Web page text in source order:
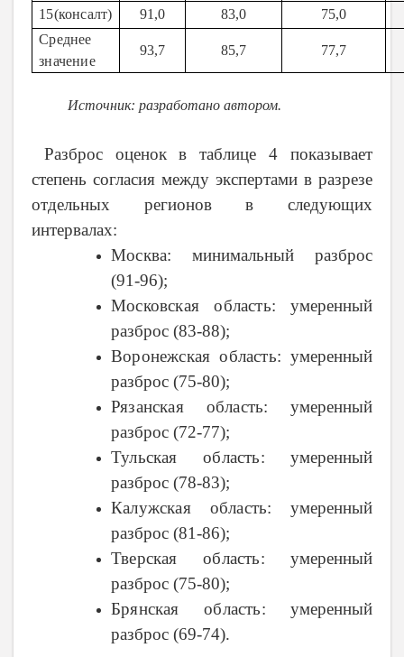
15(консалт) 91,0 83,0
75,0
Среднее
значение
93,7 85,7 77,7
Источник: разработано автором.
Разброс оценок в таблице 4 показывает
степень согласия между экспертами в разрезе
отдельных регионов в следующих
интервалах:
Москва: минимальный разброс
(91-96);
Московская область: умеренный
разброс (83-88);
Воронежская область: умеренный
разброс (75-80);
Рязанская область: умеренный
разброс (72-77);
Тульская область: умеренный
разброс (78-83);
Калужская область: умеренный
разброс (81-86);
Тверская область: умеренный
разброс (75-80);
Брянская область: умеренный
разброс (69-74).